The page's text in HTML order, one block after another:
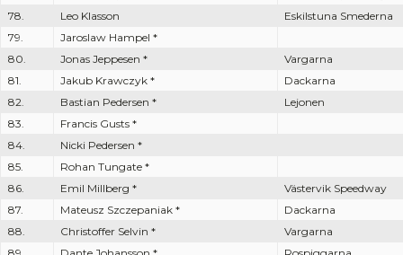
78.
Leo Klasson
Eskilstuna Smederna
79.
Jaroslaw Hampel *
80.
Jonas Jeppesen *
Vargarna
81.
Jakub Krawczyk *
Dackarna
82.
Bastian Pedersen *
Lejonen
83.
Francis Gusts *
84.
Nicki Pedersen *
85.
Rohan Tungate *
86.
Emil Millberg *
Västervik Speedway
87.
Mateusz Szczepaniak *
Dackarna
88.
Christoffer Selvin *
Vargarna